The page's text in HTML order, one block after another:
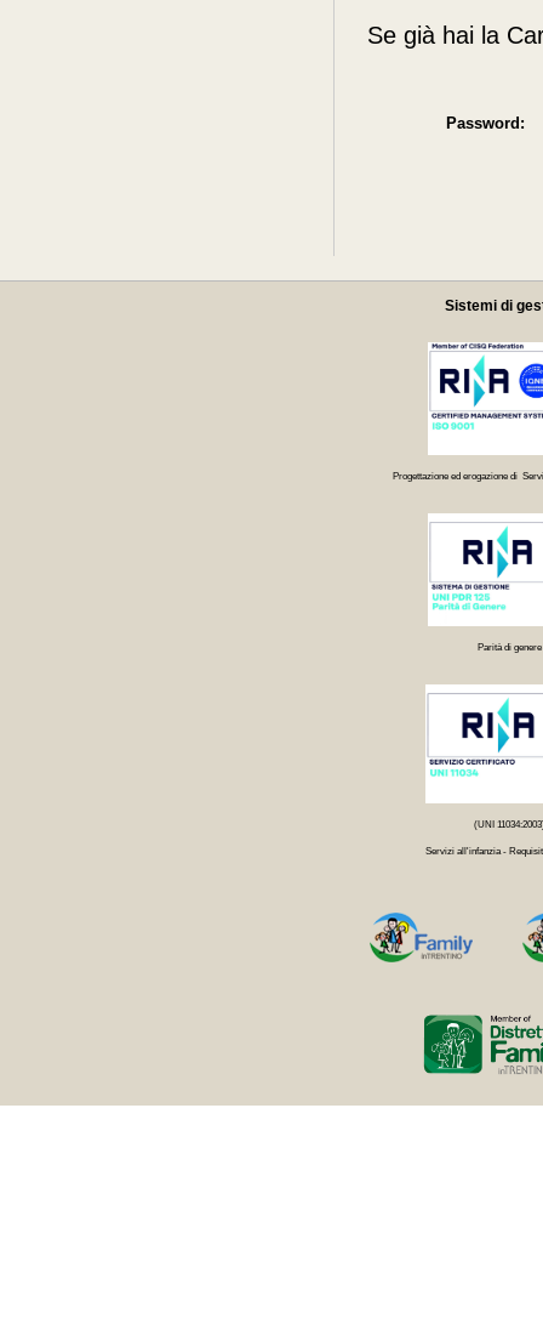
Se già hai la
Password:
Sistemi di
Progettazione ed erogazione di
Parità di genere
(UNI
Servizi all'infanzia -